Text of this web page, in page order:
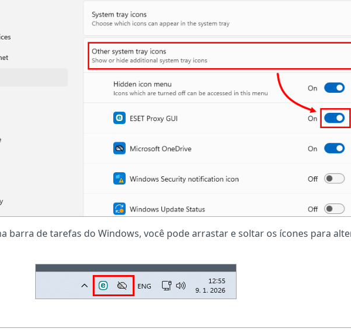
barra de tarefas do Windows, você pode arrastar e soltar os ícones para